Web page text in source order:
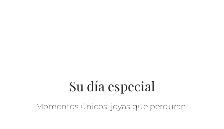
Su día especial
Momentos únicos, joyas que perduran.